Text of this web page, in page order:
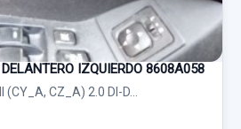
IZQUIERDO 8608A058
(CY_A, CZ_A) 2.0 DI-D...